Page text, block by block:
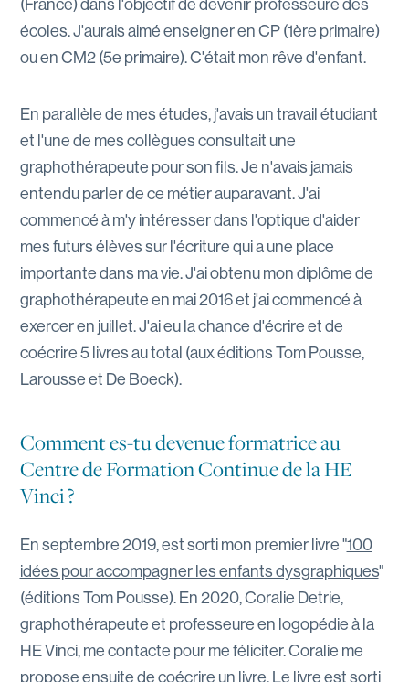
(France) dans l'objectif de devenir professeure des
écoles. J'aurais aimé enseigner en CP (1ère primaire)
ou en CM2 (5e primaire). C'était mon rêve d'enfant.
En parallèle de mes études, j'avais un travail étudiant
et l'une de mes collègues consultait une
graphothérapeute pour son fils. Je n'avais jamais
entendu parler de ce métier auparavant. J'ai
commencé à m'y intéresser dans l'optique d'aider
mes futurs élèves sur l'écriture qui a une place
importante dans ma vie. J'ai obtenu mon diplôme de
graphothérapeute en mai 2016 et j'ai commencé à
exercer en juillet. J'ai eu la chance d'écrire et de
coécrire 5 livres au total (aux éditions Tom Pousse,
Larousse et De Boeck).
Comment es-tu devenue formatrice au
Centre de Formation Continue de la HE
Vinci ?
En septembre 2019, est sorti mon premier livre "100
idées pour accompagner les enfants dysgraphiques"
(éditions Tom Pousse). En 2020, Coralie Detrie,
graphothérapeute et professeure en logopédie à la
HE Vinci, me contacte pour me féliciter. Coralie me
propose ensuite de coécrire un livre. Le livre est sorti